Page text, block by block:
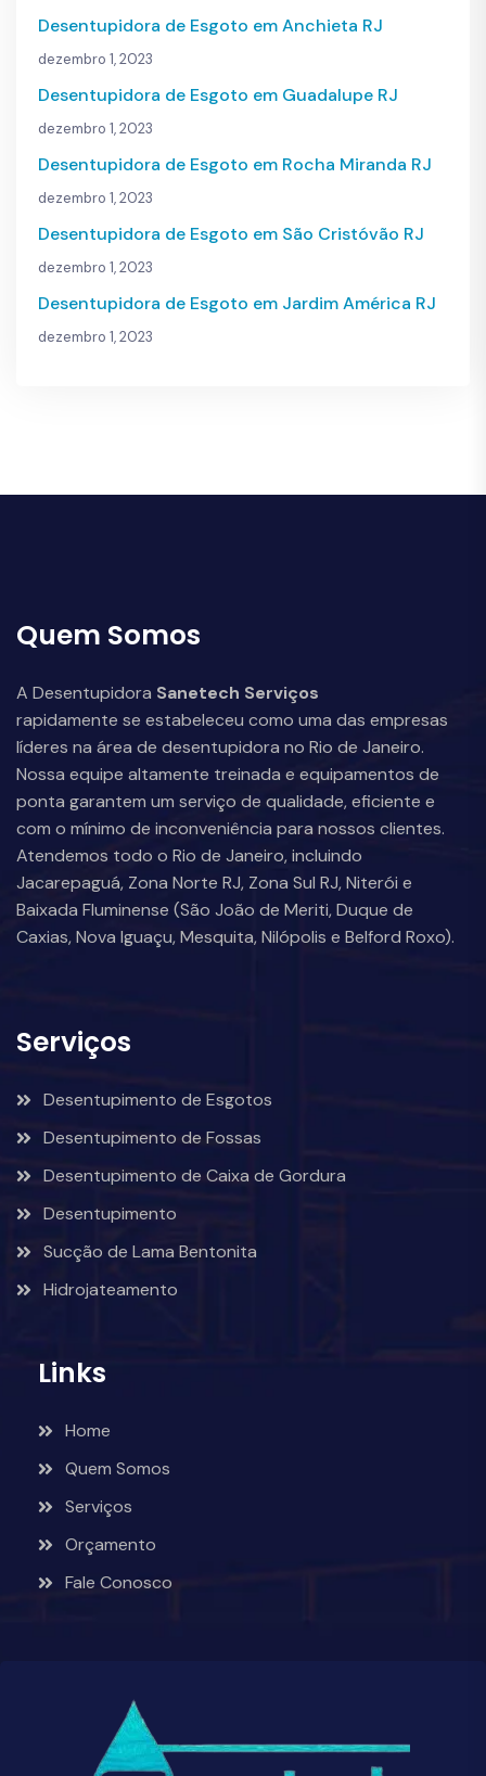
Desentupidora de Esgoto em Anchieta RJ
dezembro 1, 2023
Desentupidora de Esgoto em Guadalupe RJ
dezembro 1, 2023
Desentupidora de Esgoto em Rocha Miranda RJ
dezembro 1, 2023
Desentupidora de Esgoto em São Cristóvão RJ
dezembro 1, 2023
Desentupidora de Esgoto em Jardim América RJ
dezembro 1, 2023
Quem Somos
A Desentupidora Sanetech Serviços
rapidamente se estabeleceu como uma das empresas
líderes na área de desentupidora no Rio de Janeiro.
Nossa equipe altamente treinada e equipamentos de
ponta garantem um serviço de qualidade, eficiente e
com o mínimo de inconveniência para nossos clientes.
Atendemos todo o Rio de Janeiro, incluindo
Jacarepaguá, Zona Norte RJ, Zona Sul RJ, Niterói e
Baixada Fluminense (São João de Meriti, Duque de
Caxias, Nova Iguaçu, Mesquita, Nilópolis e Belford Roxo).
Serviços
Desentupimento de Esgotos
Desentupimento de Fossas
Desentupimento de Caixa de Gordura
Desentupimento
Sucção de Lama Bentonita
Hidrojateamento
Links
Home
Quem Somos
Serviços
Orçamento
Fale Conosco